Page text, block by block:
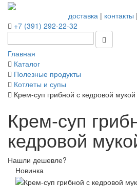
доставка| контакты |
+7 (391) 292-22-32
Главная
Каталог
Полезные продукты
Котлеты и супы
Крем-суп грибной с кедровой
Крем-суп
кедровой
Нашли дешевле?
Новинка